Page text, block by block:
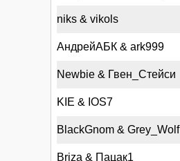
niks & vikols
АндрейАБК & ark999
Newbie & Гвен_Стейси
KIE & IOS7
BlackGnom & Grey_Wolf
Briza & Пацак1